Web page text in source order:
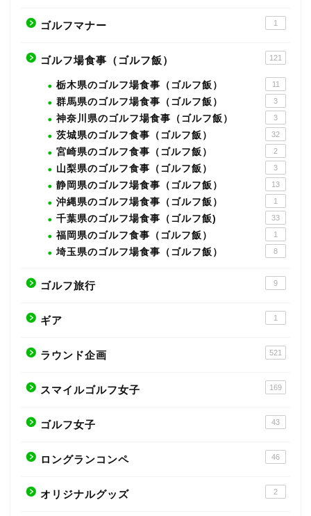
ゴルフマナー 1
ゴルフ場食事（ゴルフ飯） 121
栃木県のゴルフ場食事（ゴルフ飯） 11
群馬県のゴルフ場食事（ゴルフ飯） 3
神奈川県のゴルフ場食事（ゴルフ飯） 3
茨城県のゴルフ食事（ゴルフ飯） 32
宮崎県のゴルフ食事（ゴルフ飯） 2
山梨県のゴルフ食事（ゴルフ飯） 3
静岡県のゴルフ場食事（ゴルフ飯） 13
沖縄県のゴルフ場食事（ゴルフ飯） 1
千葉県のゴルフ場食事（ゴルフ飯) 33
福岡県のゴルフ食事（ゴルフ飯） 1
埼玉県のゴルフ場食事（ゴルフ飯） 8
ゴルフ旅行 9
ギア 1
ラウンド企画 521
スマイルゴルフ女子 169
ゴルフ女子 43
ロングランコンペ 46
オリジナルグッズ 2